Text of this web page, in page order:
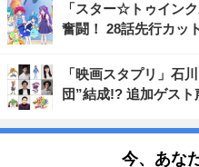
「スター☆トゥイン
奮闘！ 28話先行カット
「映画スタプリ」石
団”結成!? 追加ゲス
今、あな